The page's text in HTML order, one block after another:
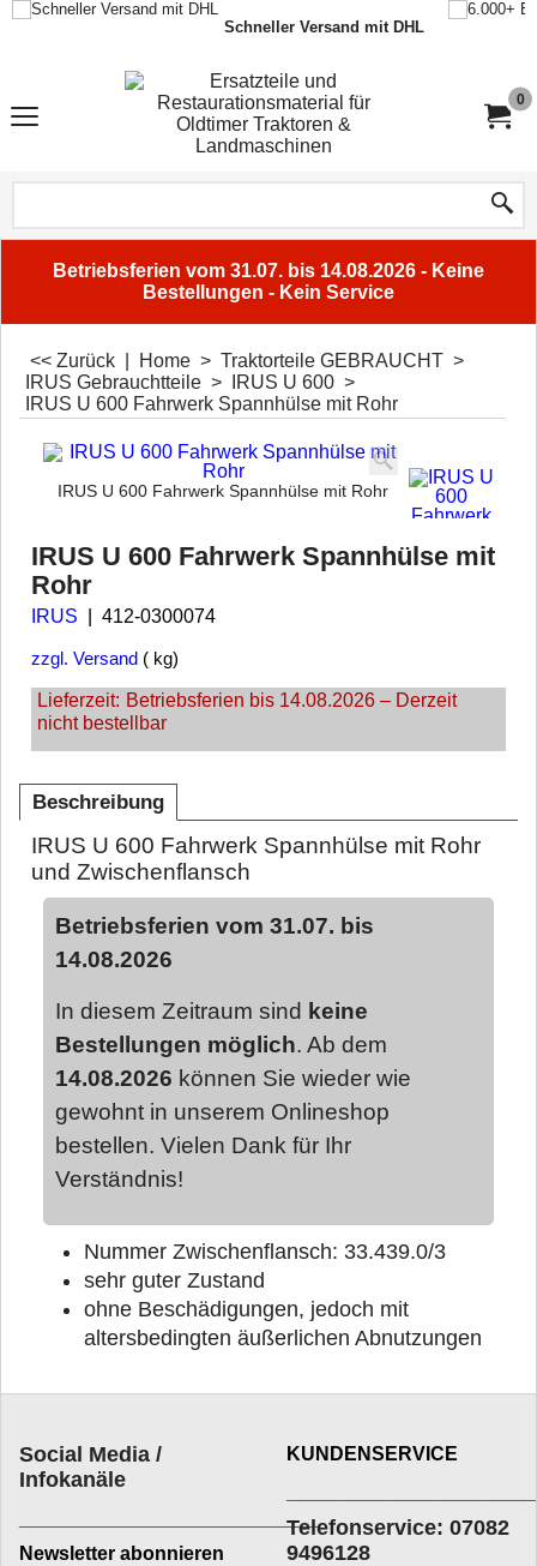
Schneller Versand mit DHL
0
Betriebsferien vom 31.07. bis 14.08.2026 - Keine
Bestellungen - Kein Service
<< Zurück Home > Traktorteile GEBRAUCHT >
IRUS Gebrauchtteile > IRUS U 600 >
IRUS U 600 Fahrwerk Spannhülse mit Rohr
IRUS U 600 Fahrwerk Spannhülse mit Rohr
IRUS U 600 Fahrwerk Spannhülse mit
Rohr
IRUS 412-0300074
zzgl. Versand kg
Lieferzeit: Betriebsferien bis 14.08.2026 – Derzeit
nicht bestellbar
Beschreibung
IRUS U 600 Fahrwerk Spannhülse mit Rohr
und Zwischenflansch
Betriebsferien vom 31.07. bis
14.08.2026
In diesem Zeitraum sind keine
Bestellungen möglich. Ab dem
14.08.2026 können Sie wieder wie
gewohnt in unserem Onlineshop
bestellen. Vielen Dank für Ihr
Verständnis!
Nummer Zwischenflansch: 33.439.0/3
sehr guter Zustand
ohne Beschädigungen, jedoch mit
altersbedingten äußerlichen Abnutzungen
Social Media /
Infokanäle
_________________________
Newsletter abonnieren
KUNDENSERVICE
Telefonservice: 07082
9496128